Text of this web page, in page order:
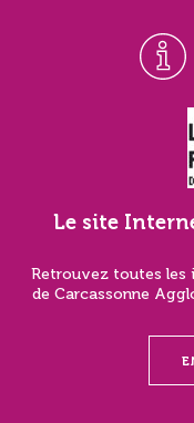
Le site
Retrouvez toutes les
de Carcassonne